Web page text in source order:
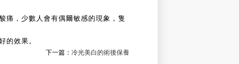
痛，少數人會有偶爾敏感的現象，隻
的效果。
下一篇： 冷光美白的術後保養